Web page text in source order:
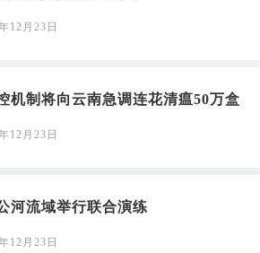
12月23日
机制将向云南急调连花清瘟50万盒
12月23日
河流域举行联合演练
12月23日